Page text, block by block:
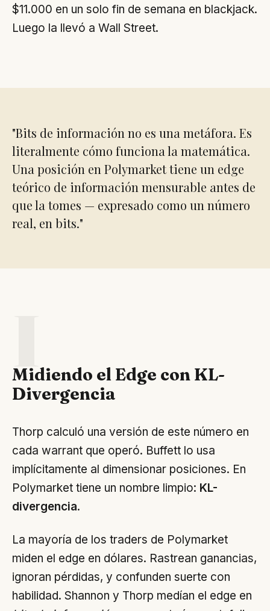
$11.000 en un solo fin de semana en blackjack.
Luego la llevó a Wall Street.
"Bits de información no es una metáfora. Es
literalmente cómo funciona la matemática.
Una posición en Polymarket tiene un edge
teórico de información mensurable antes de
que la tomes — expresado como un número
real, en bits."
Midiendo el Edge con KL-
Divergencia
Thorp calculó una versión de este número en
cada warrant que operó. Buffett lo usa
implícitamente al dimensionar posiciones. En
Polymarket tiene un nombre limpio: KL-
divergencia.
La mayoría de los traders de Polymarket
miden el edge en dólares. Rastrean ganancias,
ignoran pérdidas, y confunden suerte con
habilidad. Shannon y Thorp medían el edge en